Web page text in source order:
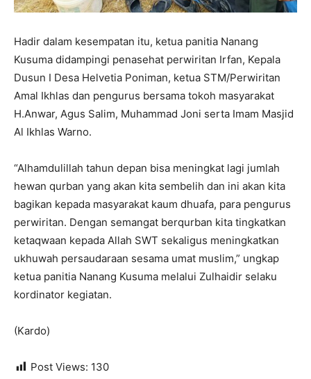
Hadir dalam kesempatan itu, ketua panitia Nanang
Kusuma didampingi penasehat perwiritan Irfan, Kepala
Dusun I Desa Helvetia Poniman, ketua STM/Perwiritan
Amal Ikhlas dan pengurus bersama tokoh masyarakat
H.Anwar, Agus Salim, Muhammad Joni serta Imam Masjid
Al Ikhlas Warno.
“Alhamdulillah tahun depan bisa meningkat lagi jumlah
hewan qurban yang akan kita sembelih dan ini akan kita
bagikan kepada masyarakat kaum dhuafa, para pengurus
perwiritan. Dengan semangat berqurban kita tingkatkan
ketaqwaan kepada Allah SWT sekaligus meningkatkan
ukhuwah persaudaraan sesama umat muslim,” ungkap
ketua panitia Nanang Kusuma melalui Zulhaidir selaku
kordinator kegiatan.
(Kardo)
Post Views: 130